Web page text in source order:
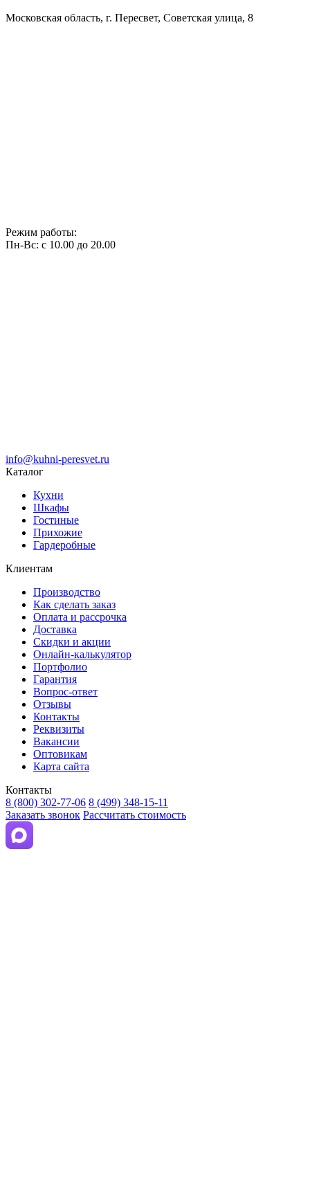
Московская область, г. Пересвет, Советская улица, 8
Режим работы:
Пн-Вс: с 10.00 до 20.00
info@kuhni-peresvet.ru
Каталог
Кухни
Шкафы
Гостиные
Прихожие
Гардеробные
Клиентам
Производство
Как сделать заказ
Оплата и рассрочка
Доставка
Скидки и акции
Онлайн-калькулятор
Портфолио
Гарантия
Вопрос-ответ
Отзывы
Контакты
Реквизиты
Вакансии
Оптовикам
Карта сайта
Контакты
8 (800) 302-77-06 8 (499) 348-15-11
Заказать звонок Рассчитать стоимость